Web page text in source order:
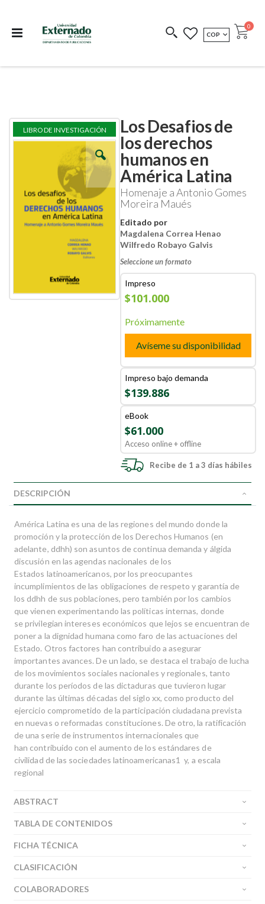
COEDICIONES REDIMIR CÓDIGO
MONEDA
COP Cart
0
Los Desafios de
los derechos
humanos en
América Latina
Homenaje a Antonio Gomes
Moreira Maués
Editado por
Magdalena Correa Henao
Wilfredo Robayo Galvis
Seleccione un formato
Impreso
$101.000
Próximamente
Avíseme su disponibilidad
Impreso bajo demanda
$139.886
eBook
$61.000
Acceso online + offline
Recibe de 1 a 3 días hábiles
Skip
the
gallery
Skip
the
gallery
LIBRO DE INVESTIGACIÓN
DESCRIPCIÓN
América Latina es una de las regiones del mundo donde la
promoción y la protección de los Derechos Humanos (en
adelante, ddhh) son asuntos de continua demanda y álgida
discusión en las agendas nacionales de los
Estados latinoamericanos, por los preocupantes
incumplimientos de las obligaciones de respeto y garantía de
los ddhh de sus poblaciones, pero también por los cambios
que vienen experimentando las políticas internas, donde
se privilegian intereses económicos que lejos se encuentran de
poner a la dignidad humana como faro de las actuaciones del
Estado. Otros factores han contribuido a asegurar
importantes avances. De un lado, se destaca el trabajo de lucha
de los movimientos sociales nacionales y regionales, tanto
durante los períodos de las dictaduras que tuvieron lugar
durante las últimas décadas del siglo xx, como producto del
ejercicio comprometido de la participación ciudadana prevista
en nuevas o reformadas constituciones. De otro, la ratificación
de una serie de instrumentos internacionales que
han contribuido con el aumento de los estándares de
civilidad de las sociedades latinoamericanas1 y, a escala
regional
ABSTRACT
TABLA DE CONTENIDOS
FICHA TÉCNICA
CLASIFICACIÓN
COLABORADORES